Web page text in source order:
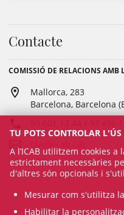
Contacte
COMISSIÓ DE RELACIONS AMB
Mallorca, 283
Barcelona, Barcelona
TU POTS CONTROLAR L'ÚS
A l’ICAB utilitzem cookies
estrictament necessàries
d'altres són opcionals i
Mesurar com s'utilitza
Habilitar la